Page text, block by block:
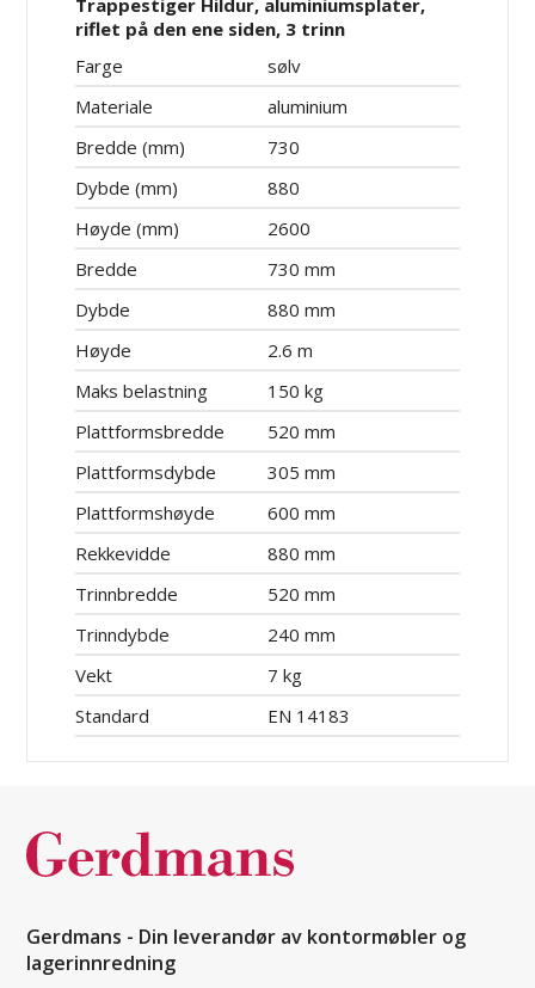
Trappestiger Hildur, aluminiumsplater,
riflet på den ene siden, 3 trinn
Farge
sølv
Materiale
aluminium
Bredde (mm)
730
Dybde (mm)
880
Høyde (mm)
2600
Bredde
730 mm
Dybde
880 mm
Høyde
2.6 m
Maks belastning
150 kg
Plattformsbredde
520 mm
Plattformsdybde
305 mm
Plattformshøyde
600 mm
Rekkevidde
880 mm
Trinnbredde
520 mm
Trinndybde
240 mm
Vekt
7 kg
Standard
EN 14183
Gerdmans - Din leverandør av kontormøbler og
lagerinnredning